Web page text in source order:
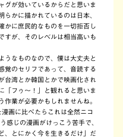
グが効いているからだと思いま
らかに描かれているのは日本、
かに庶民的なものを一切拒否し
すが、そのレベルは相当高いも
うなものなので、僕は大丈夫と
覚のセリフであって、音読する
台湾とか韓国とかで映画化され
「フゥ～！」と観れると思いま
作業が必要かもしれませんね。
画に比べたらこれは全然ニコ
じの漫画がけっこう苦手で、
、とにかく今を生きるだけ」だ